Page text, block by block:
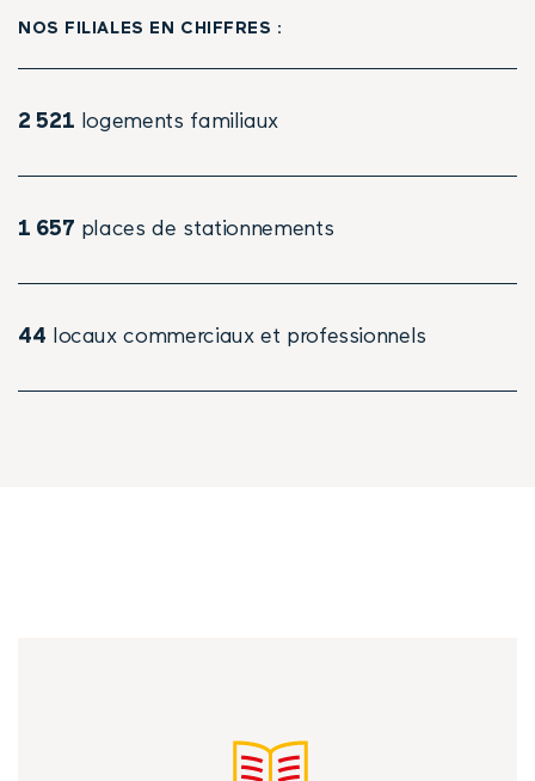
NOS FILIALES EN CHIFFRES :
2 521 logements familiaux
1 657 places de stationnements
44 locaux commerciaux et professionnels